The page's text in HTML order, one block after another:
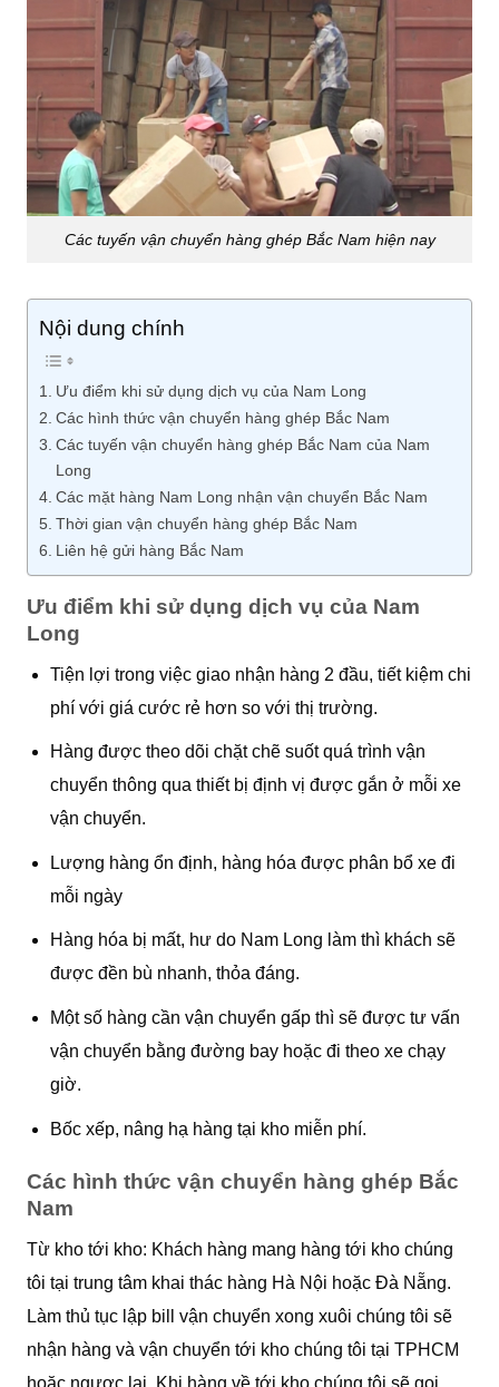
Các tuyến vận chuyển hàng ghép Bắc Nam hiện nay
Nội dung chính
Ưu điểm khi sử dụng dịch vụ của Nam Long
Các hình thức vận chuyển hàng ghép Bắc Nam
Các tuyến vận chuyển hàng ghép Bắc Nam của Nam
Long
Các mặt hàng Nam Long nhận vận chuyển Bắc Nam
Thời gian vận chuyển hàng ghép Bắc Nam
Liên hệ gửi hàng Bắc Nam
Ưu điểm khi sử dụng dịch vụ của Nam
Long
Tiện lợi trong việc giao nhận hàng 2 đầu, tiết kiệm chi
phí với giá cước rẻ hơn so với thị trường.
Hàng được theo dõi chặt chẽ suốt quá trình vận
chuyển thông qua thiết bị định vị được gắn ở mỗi xe
vận chuyển.
Lượng hàng ổn định, hàng hóa được phân bổ xe đi
mỗi ngày
Hàng hóa bị mất, hư do Nam Long làm thì khách sẽ
được đền bù nhanh, thỏa đáng.
Một số hàng cần vận chuyển gấp thì sẽ được tư vấn
vận chuyển bằng đường bay hoặc đi theo xe chạy
giờ.
Bốc xếp, nâng hạ hàng tại kho miễn phí.
Các hình thức vận chuyển hàng ghép Bắc
Nam
Từ kho tới kho: Khách hàng mang hàng tới kho chúng
tôi tại trung tâm khai thác hàng Hà Nội hoặc Đà Nẵng.
Làm thủ tục lập bill vận chuyển xong xuôi chúng tôi sẽ
nhận hàng và vận chuyển tới kho chúng tôi tại TPHCM
hoặc ngược lại. Khi hàng về tới kho chúng tôi sẽ gọi